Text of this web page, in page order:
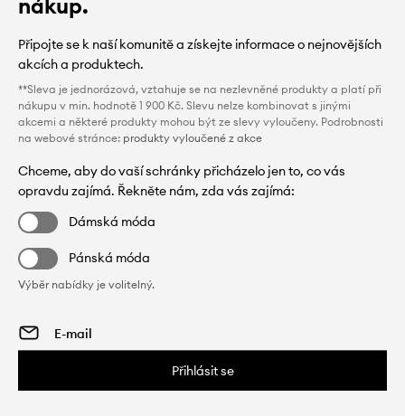
nákup.
Připojte se k naší komunitě a získejte informace o nejnovějších
akcích a produktech.
**Sleva je jednorázová, vztahuje se na nezlevněné produkty a platí při
nákupu v min. hodnotě 1 900 Kč. Slevu nelze kombinovat s jinými
akcemi a některé produkty mohou být ze slevy vyloučeny. Podrobnosti
na webové stránce: produkty vyloučené z akce
Chceme, aby do vaší schránky přicházelo jen to, co vás
opravdu zajímá. Řekněte nám, zda vás zajímá:
Dámská móda
Pánská móda
Výběr nabídky je volitelný.
Přihlásit se